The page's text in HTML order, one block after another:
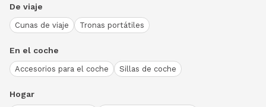
De viaje
Cunas de viaje Tronas portátiles
En el coche
Accesorios para el coche Sillas de coche
Hogar